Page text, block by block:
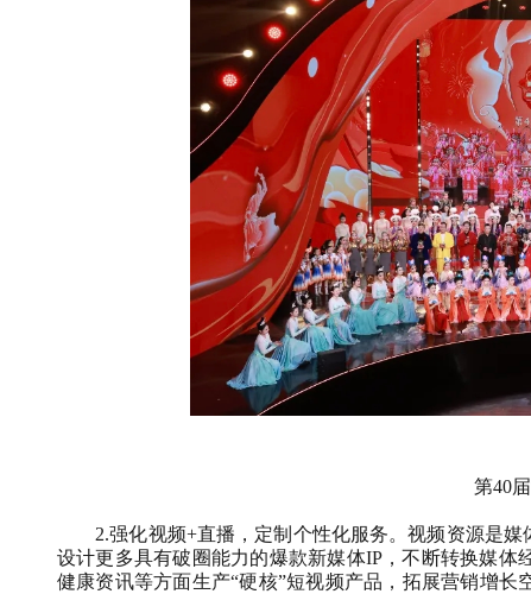
第40
2.强化视频+直播，定制个性化服务。视频资源是媒
设计更多具有破圈能力的爆款新媒体IP，不断转换媒体
健康资讯等方面生产“硬核”短视频产品，拓展营销增长